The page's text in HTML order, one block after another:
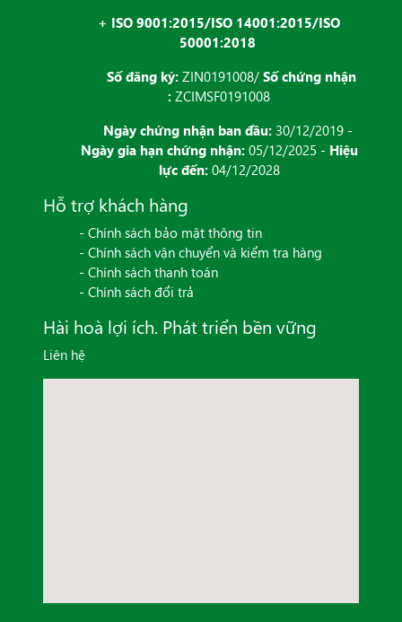
+ ISO 9001:2015/ISO 14001:2015/ISO
50001:2018
Số đăng ký: ZIN0191008/ Số chứng nhận
: ZCIMSF0191008
Ngày chứng nhận ban đầu: 30/12/2019 -
Ngày gia hạn chứng nhận:05/12/2025 - Hiệu
lực đến:04/12/2028
Hỗ trợ khách hàng
- Chính sách bảo mật thông tin
- Chính sách vận chuyển và kiểm tra hàng
- Chính sách thanh toán
- Chính sách đổi trả
Hài hoà lợi ích. Phát triển bền vững
Liên hệ